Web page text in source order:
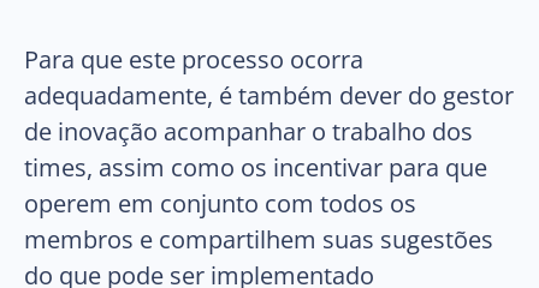
Para que este processo ocorra
adequadamente, é também dever do gestor
de inovação acompanhar o trabalho dos
times, assim como os incentivar para que
operem em conjunto com todos os
membros e compartilhem suas sugestões
do que pode ser implementado